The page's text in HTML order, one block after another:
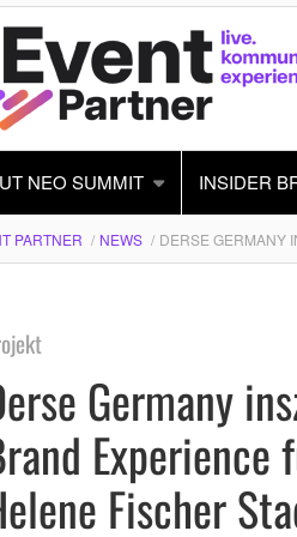
NEO SUMMIT INSIDER
PARTNER NEWS DERSE GERMANY
Germany
Experience
Fischer